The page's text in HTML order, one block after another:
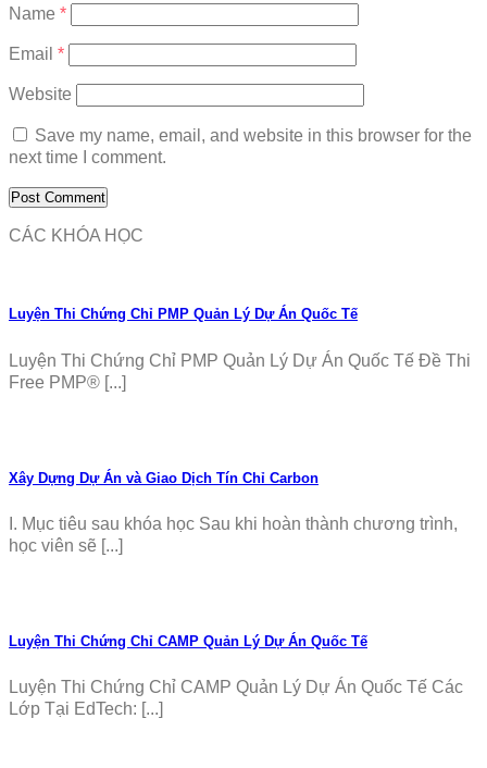
Name *
Email *
Website
Save my name, email, and website in this browser for the
next time I comment.
CÁC KHÓA HỌC
Luyện Thi Chứng Chỉ PMP Quản Lý Dự Án Quốc Tế
Luyện Thi Chứng Chỉ PMP Quản Lý Dự Án Quốc Tế Đề Thi
Free PMP® [...]
Xây Dựng Dự Án và Giao Dịch Tín Chỉ Carbon
I. Mục tiêu sau khóa học Sau khi hoàn thành chương trình,
học viên sẽ [...]
Luyện Thi Chứng Chỉ CAMP Quản Lý Dự Án Quốc Tế
Luyện Thi Chứng Chỉ CAMP Quản Lý Dự Án Quốc Tế Các
Lớp Tại EdTech: [...]